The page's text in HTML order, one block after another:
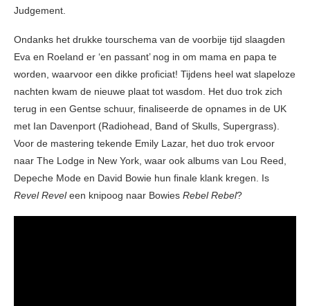
Judgement.
Ondanks het drukke tourschema van de voorbije tijd slaagden
Eva en Roeland er ‘en passant’ nog in om mama en papa te
worden, waarvoor een dikke proficiat! Tijdens heel wat slapeloze
nachten kwam de nieuwe plaat tot wasdom. Het duo trok zich
terug in een Gentse schuur, finaliseerde de opnames in de UK
met Ian Davenport (Radiohead, Band of Skulls, Supergrass).
Voor de mastering tekende Emily Lazar, het duo trok ervoor
naar The Lodge in New York, waar ook albums van Lou Reed,
Depeche Mode en David Bowie hun finale klank kregen. Is
Revel Reveleen knipoog naar Bowies Rebel Rebel?